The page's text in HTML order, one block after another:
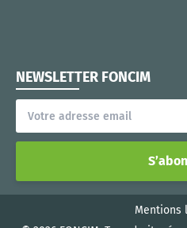
NEWSLETTER FONCIM
Mentions